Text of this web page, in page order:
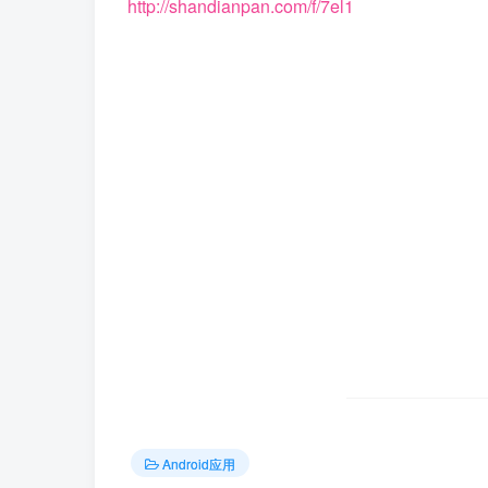
http://shandianpan.com/f/7el1
Android应用